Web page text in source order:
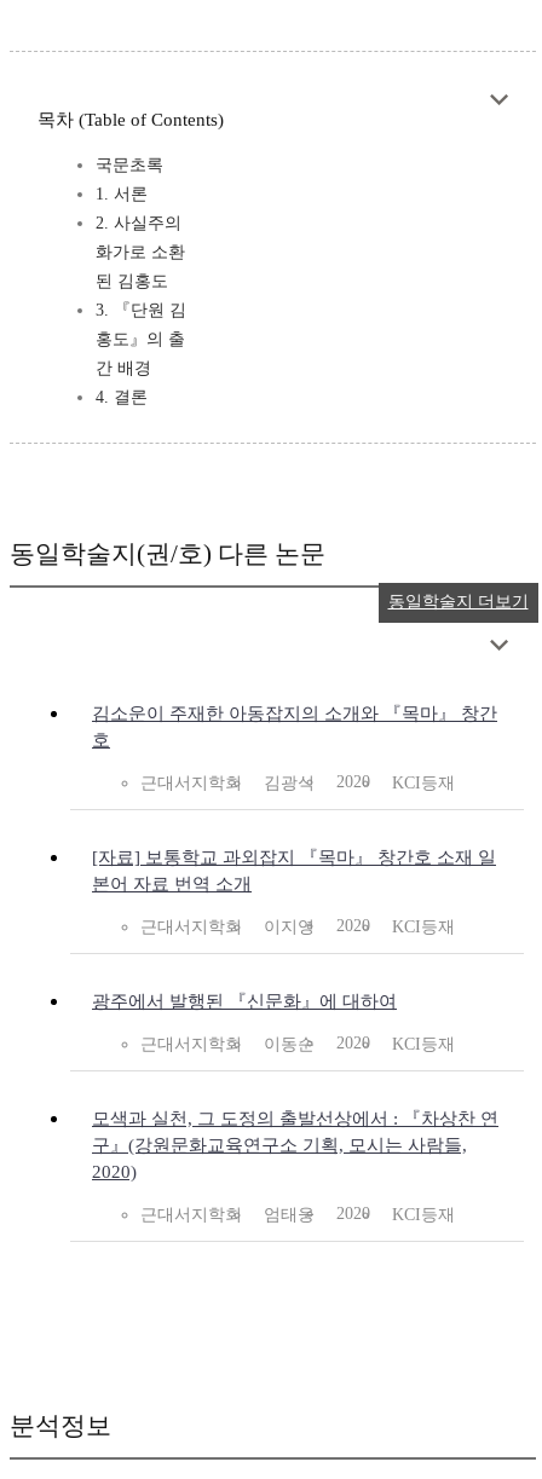
목차 (Table of Contents)
국문초록
1. 서론
2. 사실주의
화가로 소환
된 김홍도
3. 『단원 김
홍도』의 출
간 배경
4. 결론
동일학술지(권/호) 다른 논문
김소운이 주재한 아동잡지의 소개와 『목마』 창간
호
근대서지학회 김광식 2020 KCI등재
[자료] 보통학교 과외잡지 『목마』 창간호 소재 일
본어 자료 번역 소개
근대서지학회 이지영 2020 KCI등재
광주에서 발행된 『신문화』에 대하여
근대서지학회 이동순 2020 KCI등재
모색과 실천, 그 도정의 출발선상에서 : 『차상찬 연
구』(강원문화교육연구소 기획, 모시는 사람들,
2020)
근대서지학회 엄태웅 2020 KCI등재
동일학술지 더보기
분석정보